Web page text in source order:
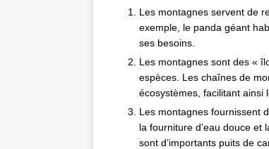
Les montagnes servent de
exemple, le panda géant
ses besoins.
Les montagnes sont des «
espèces. Les chaînes de
écosystèmes, facilitant ainsi
Les montagnes fournissent
la fourniture d’eau douce et
sont d’importants puits de